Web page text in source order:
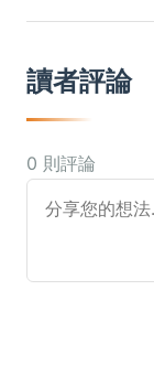
讀者評論
0 則評論